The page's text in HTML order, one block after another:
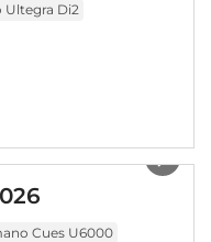
Ultegra Di2
Cues U6000